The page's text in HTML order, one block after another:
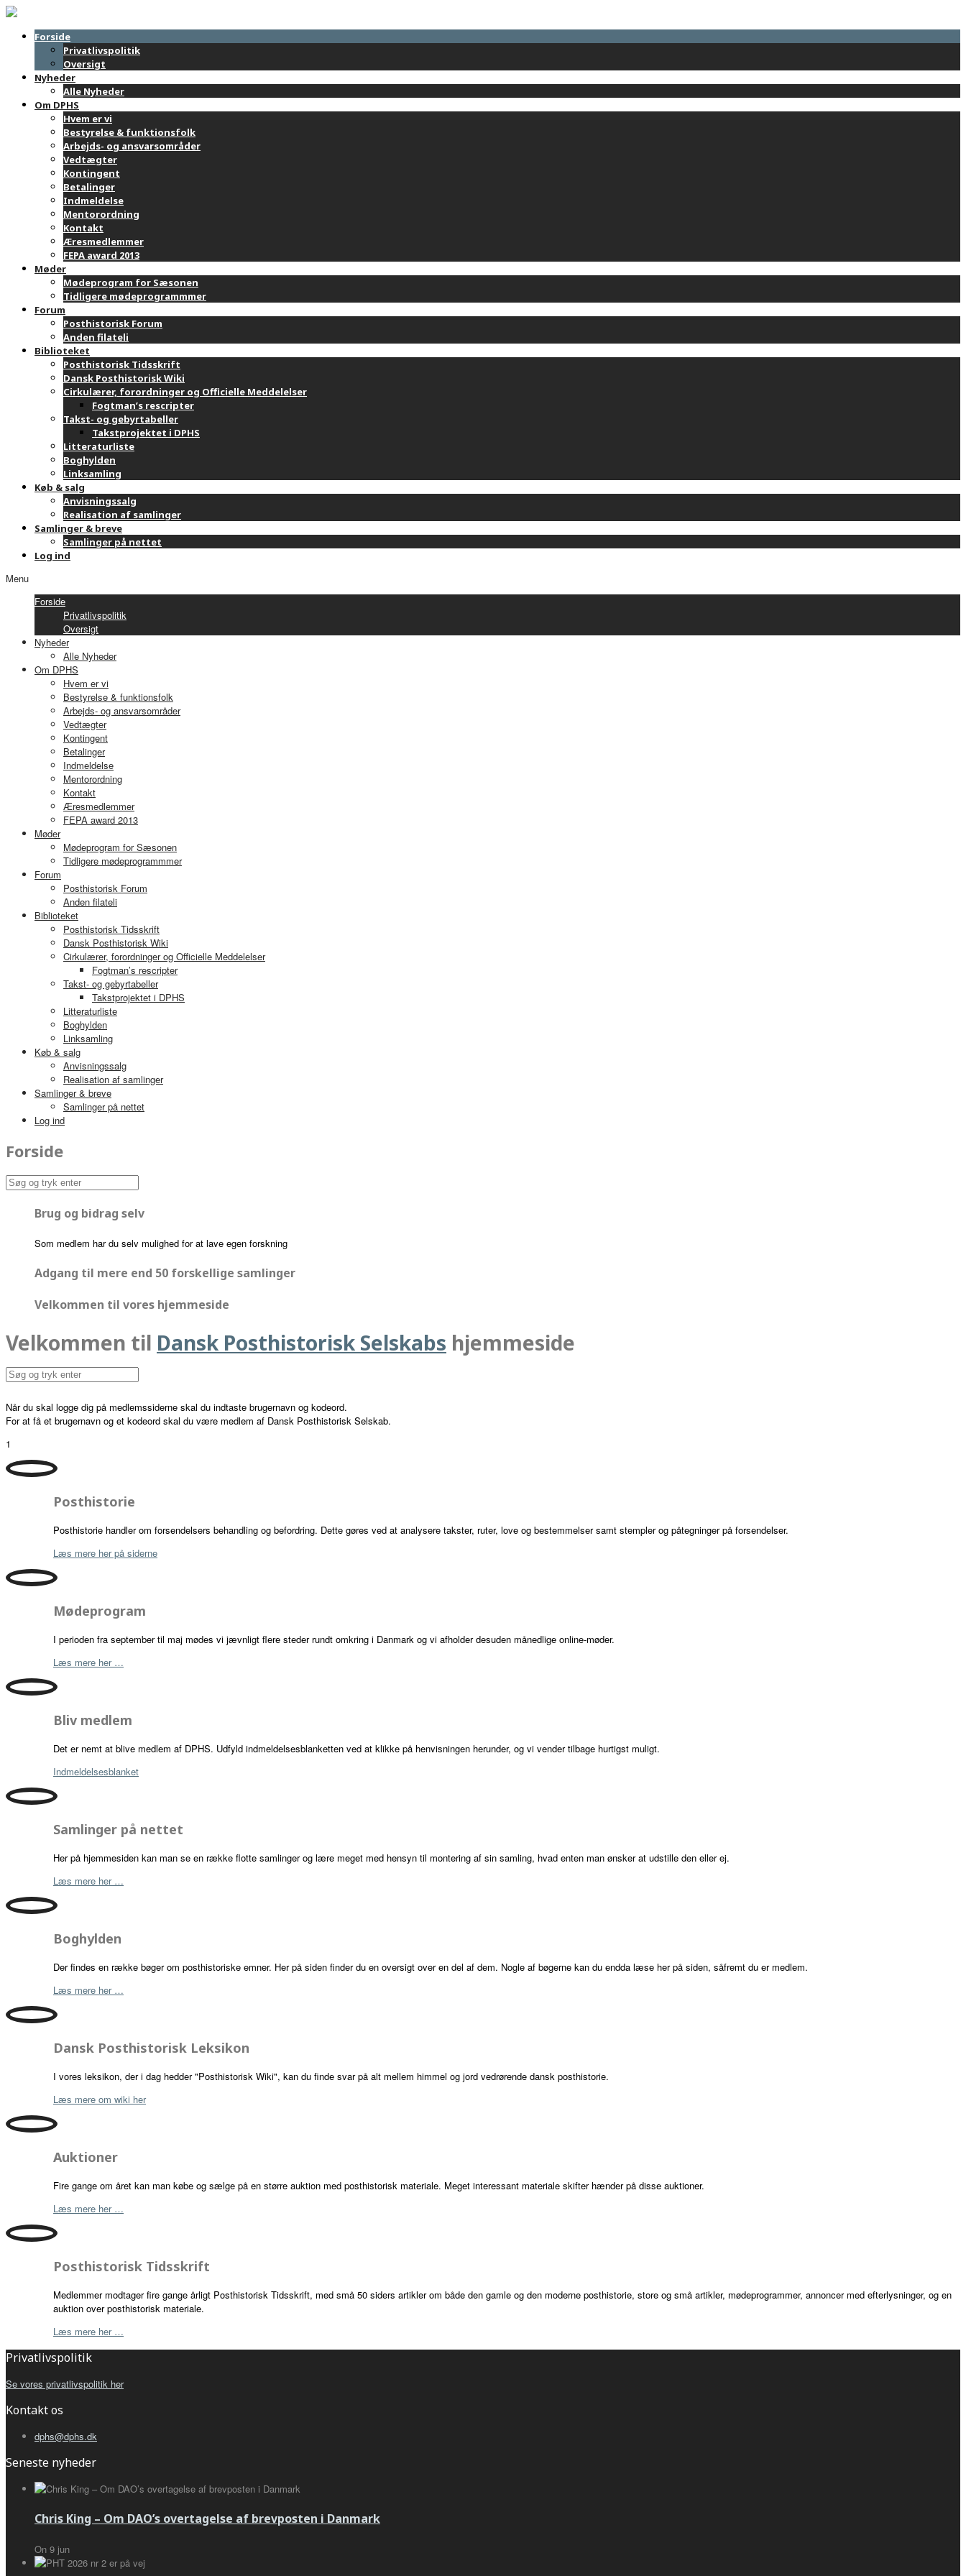
Forside
Privatlivspolitik
Oversigt
Nyheder
Alle Nyheder
Om DPHS
Hvem er vi
Bestyrelse & funktionsfolk
Arbejds- og ansvarsområder
Vedtægter
Kontingent
Betalinger
Indmeldelse
Mentorordning
Kontakt
Æresmedlemmer
FEPA award 2013
Møder
Mødeprogram for Sæsonen
Tidligere mødeprogrammmer
Forum
Posthistorisk Forum
Anden filateli
Biblioteket
Posthistorisk Tidsskrift
Dansk Posthistorisk Wiki
Cirkulærer, forordninger og Officielle Meddelelser
Fogtman’s rescripter
Takst- og gebyrtabeller
Takstprojektet i DPHS
Litteraturliste
Boghylden
Linksamling
Køb & salg
Anvisningssalg
Realisation af samlinger
Samlinger & breve
Samlinger på nettet
Log ind
Menu
Forside
Privatlivspolitik
Oversigt
Nyheder
Alle Nyheder
Om DPHS
Hvem er vi
Bestyrelse & funktionsfolk
Arbejds- og ansvarsområder
Vedtægter
Kontingent
Betalinger
Indmeldelse
Mentorordning
Kontakt
Æresmedlemmer
FEPA award 2013
Møder
Mødeprogram for Sæsonen
Tidligere mødeprogrammmer
Forum
Posthistorisk Forum
Anden filateli
Biblioteket
Posthistorisk Tidsskrift
Dansk Posthistorisk Wiki
Cirkulærer, forordninger og Officielle Meddelelser
Fogtman’s rescripter
Takst- og gebyrtabeller
Takstprojektet i DPHS
Litteraturliste
Boghylden
Linksamling
Køb & salg
Anvisningssalg
Realisation af samlinger
Samlinger & breve
Samlinger på nettet
Log ind
Forside
Brug og bidrag selv
Som medlem har du selv mulighed for at lave egen forskning
Adgang til mere end 50 forskellige samlinger
Velkommen til vores hjemmeside
Velkommen til Dansk Posthistorisk Selskabs hjemmeside
Når du skal logge dig på medlemssiderne skal du indtaste brugernavn og kodeord.
For at få et brugernavn og et kodeord skal du være medlem af Dansk Posthistorisk Selskab.
1
Posthistorie
Posthistorie handler om forsendelsers behandling og befordring. Dette gøres ved at analysere takster, ruter, love og bestemmelser samt stempler og påtegninger på forsendelser.
Læs mere her på siderne
Mødeprogram
I perioden fra september til maj mødes vi jævnligt flere steder rundt omkring i Danmark og vi afholder desuden månedlige online-møder.
Læs mere her …
Bliv medlem
Det er nemt at blive medlem af DPHS. Udfyld indmeldelsesblanketten ved at klikke på henvisningen herunder, og vi vender tilbage hurtigst muligt.
Indmeldelsesblanket
Samlinger på nettet
Her på hjemmesiden kan man se en række flotte samlinger og lære meget med hensyn til montering af sin samling, hvad enten man ønsker at udstille den eller ej.
Læs mere her …
Boghylden
Der findes en række bøger om posthistoriske emner. Her på siden finder du en oversigt over en del af dem. Nogle af bøgerne kan du endda læse her på siden, såfremt du er medlem.
Læs mere her …
Dansk Posthistorisk Leksikon
I vores leksikon, der i dag hedder "Posthistorisk Wiki", kan du finde svar på alt mellem himmel og jord vedrørende dansk posthistorie.
Læs mere om wiki her
Auktioner
Fire gange om året kan man købe og sælge på en større auktion med posthistorisk materiale. Meget interessant materiale skifter hænder på disse auktioner.
Læs mere her …
Posthistorisk Tidsskrift
Medlemmer modtager fire gange årligt Posthistorisk Tidsskrift, med små 50 siders artikler om både den gamle og den moderne posthistorie, store og små artikler, mødeprogrammer, annoncer med efterlysninger, og en
auktion over posthistorisk materiale.
Læs mere her …
Privatlivspolitik
Se vores privatlivspolitik her
Kontakt os
dphs@dphs.dk
Seneste nyheder
Chris King – Om DAO’s overtagelse af brevposten i Danmark
On 9 jun